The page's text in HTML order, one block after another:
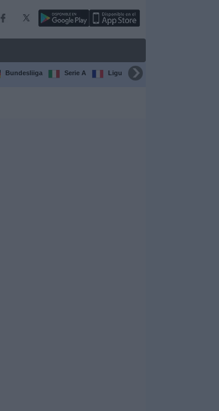
Bundesliiga Serie A Ligue 1